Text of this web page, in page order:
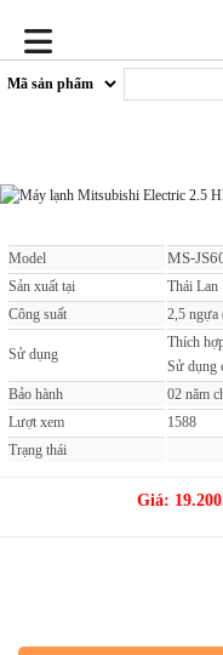
Model MS-
Sản xuất tại
Thái Lan
Công suất
2,5 ngựa
Sử dụng
Thích
Sử dụng
Bảo hành
02 năm
Lượt xem
1588
Trạng thái
Giá: